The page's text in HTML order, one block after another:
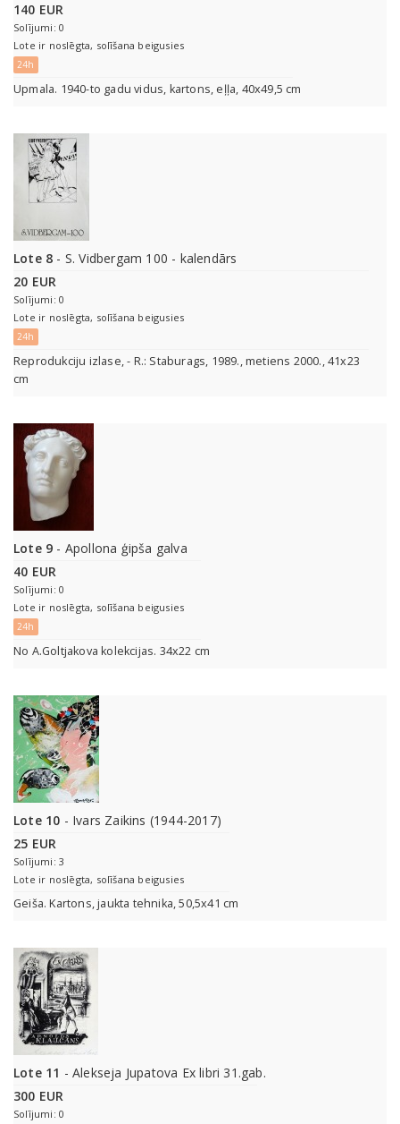
140 EUR
Solījumi: 0
Lote ir noslēgta, solīšana beigusies
24h
Upmala. 1940-to gadu vidus, kartons, eļļa, 40x49,5 cm
Lote 8 - S. Vidbergam 100 - kalendārs
20 EUR
Solījumi: 0
Lote ir noslēgta, solīšana beigusies
24h
Reprodukciju izlase, - R.: Staburags, 1989., metiens 2000., 41x23
cm
Lote 9 - Apollona ģipša galva
40 EUR
Solījumi: 0
Lote ir noslēgta, solīšana beigusies
24h
No A.Goltjakova kolekcijas. 34x22 cm
Lote 10 - Ivars Zaikins (1944-2017)
25 EUR
Solījumi: 3
Lote ir noslēgta, solīšana beigusies
Geiša. Kartons, jaukta tehnika, 50,5x41 cm
Lote 11 - Alekseja Jupatova Ex libri 31.gab.
300 EUR
Solījumi: 0